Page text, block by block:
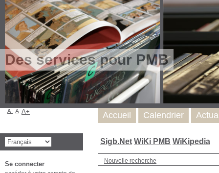
Des services pour PMB
Sigb.Net WiKi PMB WiKipedia
Nouvelle recherche
Accueil Calendrier
A- A A+
Se connecter